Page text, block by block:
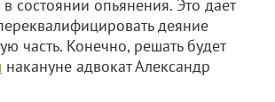
состоянии опьянения. Это дает
деяние
часть. Конечно, решать будет
накануне адвокат Александр